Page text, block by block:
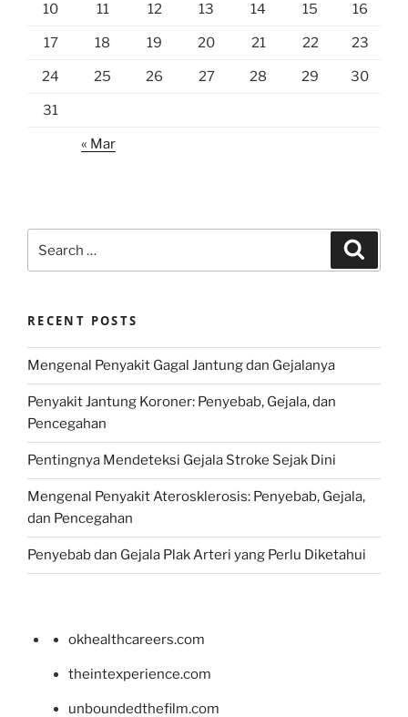
10 11 12 13 14 15 16
17 18 19 20 21 22 23
24 25 26 27 28 29 30
31
« Mar
for:
RECENT POSTS
Mengenal Penyakit Gagal Jantung dan Gejalanya
Penyakit Jantung Koroner: Penyebab, Gejala, dan
Pencegahan
Pentingnya Mendeteksi Gejala Stroke Sejak Dini
Mengenal Penyakit Aterosklerosis: Penyebab, Gejala,
dan Pencegahan
Penyebab dan Gejala Plak Arteri yang Perlu Diketahui
okhealthcareers.com
theintexperience.com
unboundedthefilm.com